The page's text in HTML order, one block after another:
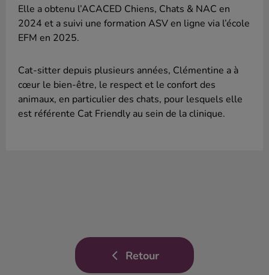
Elle a obtenu l’ACACED Chiens, Chats & NAC en
2024 et a suivi une formation ASV en ligne via l’école
EFM en 2025.
Cat-sitter depuis plusieurs années, Clémentine a à
cœur le bien-être, le respect et le confort des
animaux, en particulier des chats, pour lesquels elle
est référente Cat Friendly au sein de la clinique.
Retour